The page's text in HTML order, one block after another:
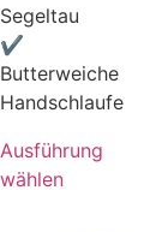
Segeltau
✔
Butterweiche
Handschlaufe
Ausführung
wählen